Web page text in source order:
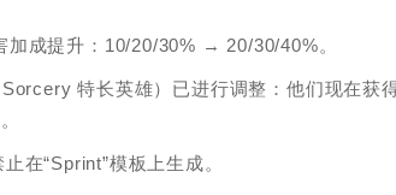
加成提升：10/20/30% → 20/30/40%。
特长英雄）已进行调整：他们现在获
在“Sprint”模板上生成。